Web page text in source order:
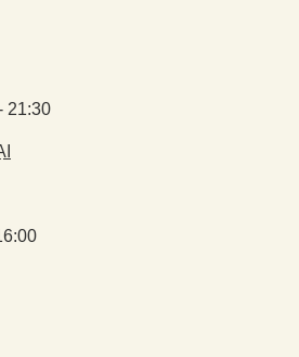
21:30